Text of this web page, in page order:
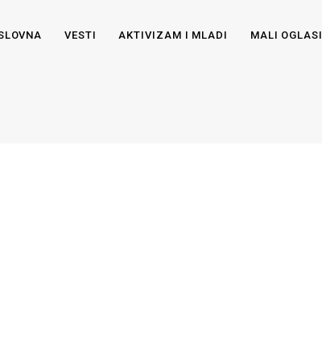
VESTI AKTIVIZAM I MLADI MALI OGLASI